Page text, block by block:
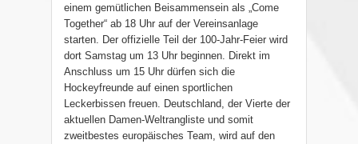
einem gemütlichen Beisammensein als „Come
Together“ ab 18 Uhr auf der Vereinsanlage
starten. Der offizielle Teil der 100-Jahr-Feier wird
dort Samstag um 13 Uhr beginnen. Direkt im
Anschluss um 15 Uhr dürfen sich die
Hockeyfreunde auf einen sportlichen
Leckerbissen freuen. Deutschland, der Vierte der
aktuellen Damen-Weltrangliste und somit
zweitbestes europäisches Team, wird auf den